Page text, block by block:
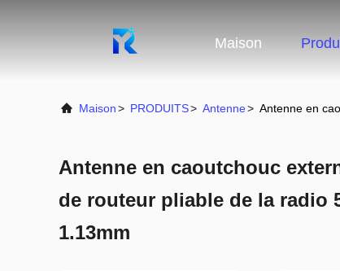
Maison
Maison> PRODUITS> Antenne> Antenne en
Antenne en caoutchouc
de routeur pliable de la radio
1.13mm